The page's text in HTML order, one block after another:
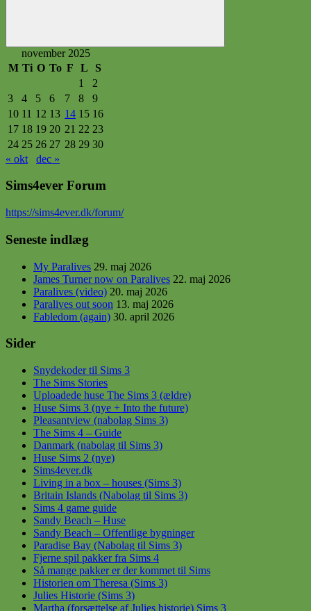
Søg
november 2025
M Ti O To F L
S
1
2
3
4 5 6 7 8
9
10 11 12 13 14 15 16
17 18 19 20 21 22 23
24 25 26 27 28 29 30
« okt
dec »
Sims4ever Forum
https://sims4ever.dk/forum/
Seneste indlæg
My Paralives 29. maj 2026
James Turner now on Paralives 22. maj 2026
Paralives (video) 20. maj 2026
Paralives out soon 13. maj 2026
Fabledom (again) 30. april 2026
Sider
Snydekoder til Sims 3
The Sims Stories
Uploadede huse The Sims 3 (ældre)
Huse Sims 3 (nye + Into the future)
Pleasantview (nabolag Sims 3)
The Sims 4 – Guide
Danmark (nabolag til Sims 3)
Huse Sims 2 (nye)
Sims4ever.dk
Living in a box – houses (Sims 3)
Britain Islands (Nabolag til Sims 3)
Sims 4 game guide
Sandy Beach – Huse
Sandy Beach – Offentlige bygninger
Paradise Bay (Nabolag til Sims 3)
Fjerne spil pakker fra Sims 4
Så mange pakker er der kommet til Sims
Historien om Theresa (Sims 3)
Julies Historie (Sims 3)
Martha (forsættelse af Julies historie) Sims 3